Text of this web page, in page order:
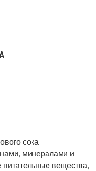
сока
минералами и
вещества,